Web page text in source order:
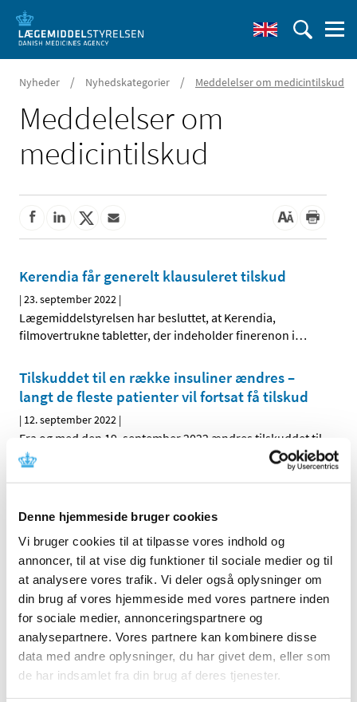
Denne hjemmeside bruger cookies
Vi bruger cookies til at tilpasse vores indhold og
annoncer, til at vise dig funktioner til sociale medier og til
at analysere vores trafik. Vi deler også oplysninger om
din brug af vores hjemmeside med vores partnere inden
for sociale medier, annonceringspartnere og
analysepartnere. Vores partnere kan kombinere disse
data med andre oplysninger, du har givet dem, eller som
de har indsamlet fra din brug af deres tjenester.
Nyheder / Nyhedskategorier / Meddelelser om medicintilskud
Meddelelser om
medicintilskud
Kerendia får generelt klausuleret tilskud
|23. september 2022 |
Lægemiddelstyrelsen har besluttet, at Kerendia,
filmovertrukne tabletter, der indeholder finerenon i…
Tilskuddet til en række insuliner ændres –
langt de fleste patienter vil fortsat få tilskud
| 12. september 2022 |
Fra og med den 19. september 2022 ændres tilskuddet til
en række insuliner. Mange patienter vil ikke blive…
Alle (237)
TID
2026 (25)
2025 (17)
2024 (17)
2023 (26)
2022 (16)
november (1)